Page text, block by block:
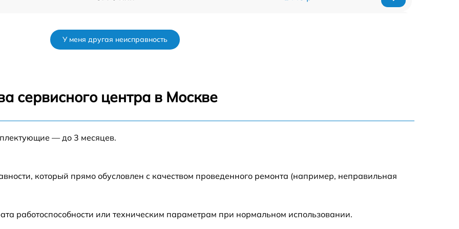
от 100 мин
У меня другая неисправность
сервисного центра в Москве
— до 3 месяцев.
который прямо обусловлен с качеством проведенного ремонта (например, неправильная
работоспособности или техническим параметрам при нормальном использовании.